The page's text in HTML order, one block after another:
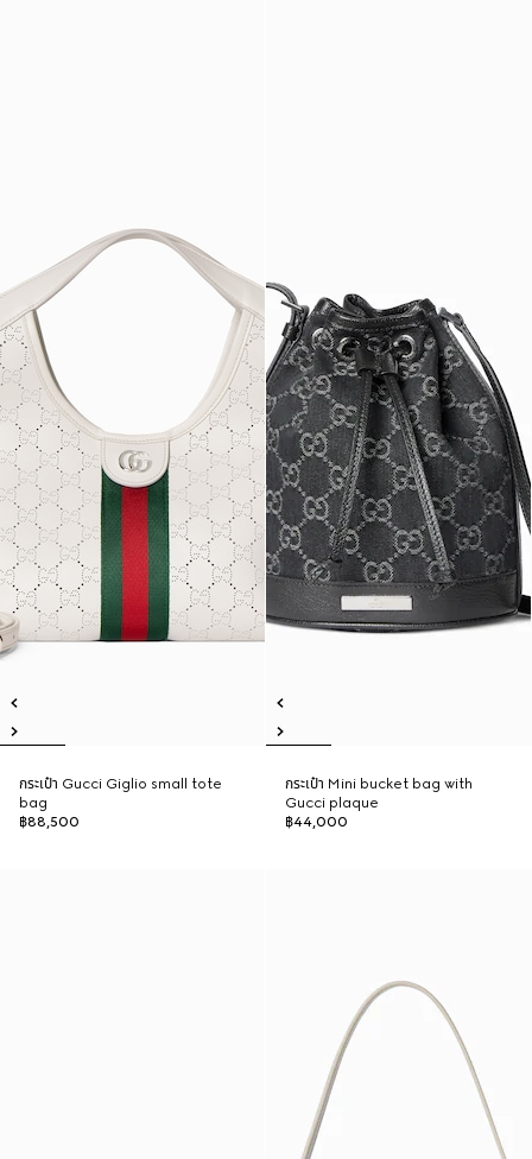
กระเป๋า Gucci Giglio small tote
bag
฿88,500
กระเป๋า Mini bucket bag with
Gucci plaque
฿44,000